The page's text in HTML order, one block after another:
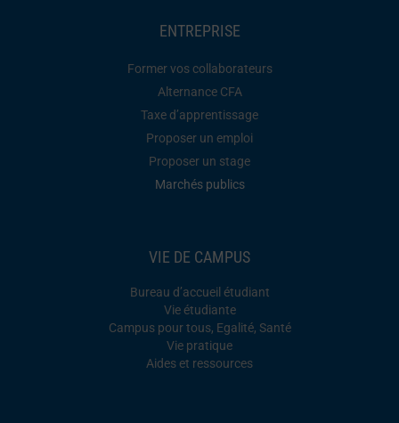
ENTREPRISE
Former vos collaborateurs
Alternance CFA
Taxe d’apprentissage
Proposer un emploi
Proposer un stage
Marchés publics
VIE DE CAMPUS
Bureau d’accueil étudiant
Vie étudiante
Campus pour tous, Egalité, Santé
Vie pratique
Aides et ressources